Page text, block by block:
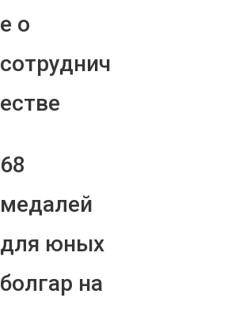
е о
сотруднич
естве
68
медалей
для юных
болгар на